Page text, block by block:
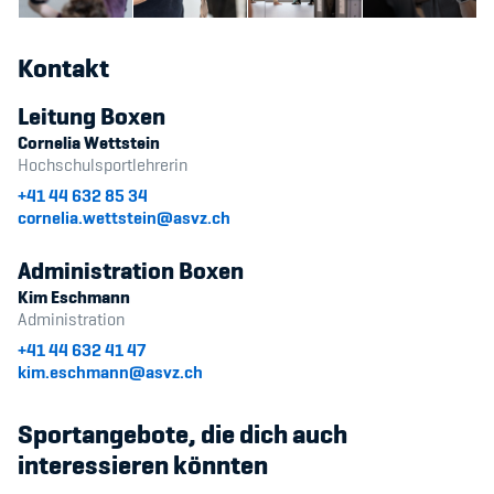
Kontakt
Leitung Boxen
Cornelia Wettstein
Hochschulsportlehrerin
+41 44 632 85 34
cornelia.wettstein@asvz.ch
Administration Boxen
Kim Eschmann
Administration
+41 44 632 41 47
kim.eschmann@asvz.ch
Sportangebote, die dich auch
interessieren könnten